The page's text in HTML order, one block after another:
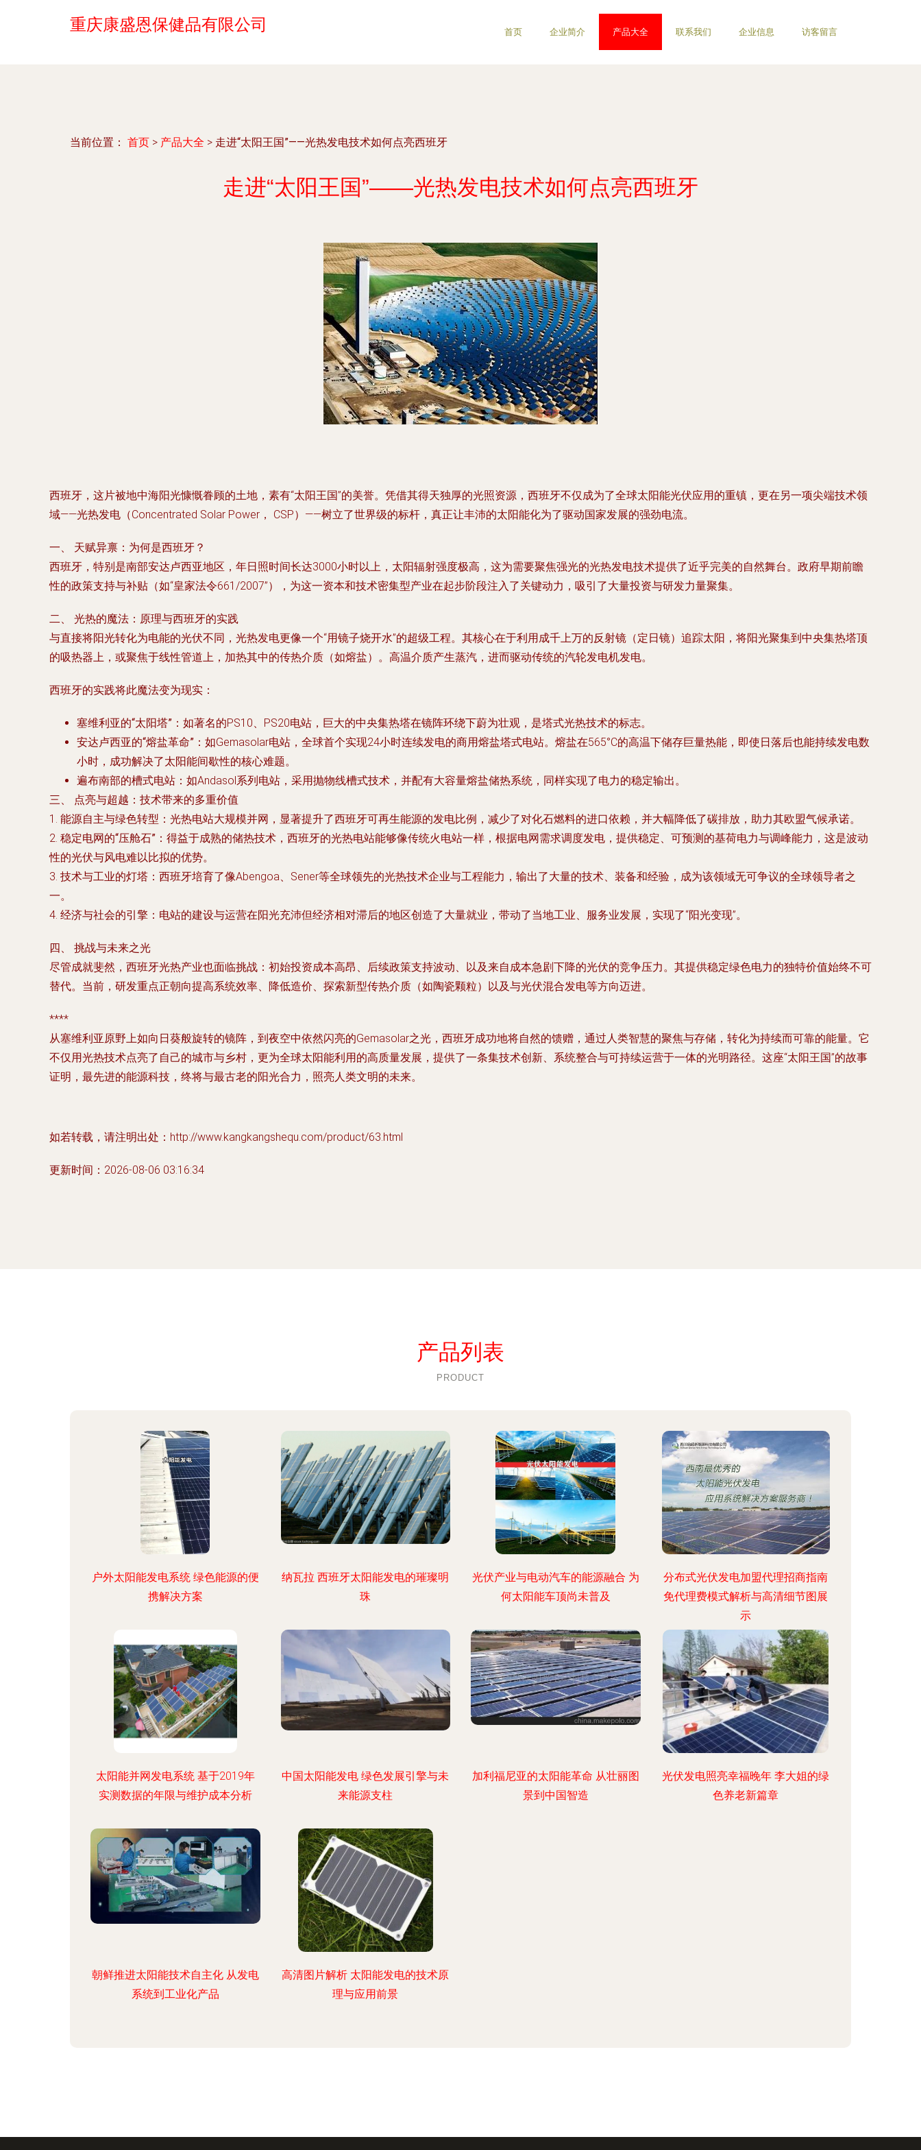
重庆康盛恩保健品有限公司 首页 企业简介 产品大全 联系我们 企业信息 访客留言
当前位置： 首页 > 产品大全 > 走进“太阳王国”——光热发电技术如何点亮西班牙
走进“太阳王国”——光热发电技术如何点亮西班牙
西班牙，这片被地中海阳光慷慨眷顾的土地，素有“太阳王国”的美誉。凭借其得天独厚的光照资源，西班牙不仅成为了全球太阳能光伏应用的重镇，更在另一项尖端技术领
域——光热发电（Concentrated Solar Power， CSP）——树立了世界级的标杆，真正让丰沛的太阳能化为了驱动国家发展的强劲电流。
一、 天赋异禀：为何是西班牙？
西班牙，特别是南部安达卢西亚地区，年日照时间长达3000小时以上，太阳辐射强度极高，这为需要聚焦强光的光热发电技术提供了近乎完美的自然舞台。政府早期前瞻
性的政策支持与补贴（如“皇家法令661/2007”），为这一资本和技术密集型产业在起步阶段注入了关键动力，吸引了大量投资与研发力量聚集。
二、 光热的魔法：原理与西班牙的实践
与直接将阳光转化为电能的光伏不同，光热发电更像一个“用镜子烧开水”的超级工程。其核心在于利用成千上万的反射镜（定日镜）追踪太阳，将阳光聚集到中央集热塔顶
的吸热器上，或聚焦于线性管道上，加热其中的传热介质（如熔盐）。高温介质产生蒸汽，进而驱动传统的汽轮发电机发电。
西班牙的实践将此魔法变为现实：
塞维利亚的“太阳塔” ：如著名的PS10、PS20电站，巨大的中央集热塔在镜阵环绕下蔚为壮观，是塔式光热技术的标志。
安达卢西亚的“熔盐革命” ：如Gemasolar电站，全球首个实现24小时连续发电的商用熔盐塔式电站。熔盐在565°C的高温下储存巨量热能，即使日落后也能持续发电数
小时，成功解决了太阳能间歇性的核心难题。
遍布南部的槽式电站 ：如Andasol系列电站，采用抛物线槽式技术，并配有大容量熔盐储热系统，同样实现了电力的稳定输出。
三、 点亮与超越：技术带来的多重价值
1. 能源自主与绿色转型 ：光热电站大规模并网，显著提升了西班牙可再生能源的发电比例，减少了对化石燃料的进口依赖，并大幅降低了碳排放，助力其欧盟气候承诺。
2. 稳定电网的“压舱石” ：得益于成熟的储热技术，西班牙的光热电站能够像传统火电站一样，根据电网需求调度发电，提供稳定、可预测的基荷电力与调峰能力，这是波动
性的光伏与风电难以比拟的优势。
3. 技术与工业的灯塔 ：西班牙培育了像Abengoa、Sener等全球领先的光热技术企业与工程能力，输出了大量的技术、装备和经验，成为该领域无可争议的全球领导者之
一。
4. 经济与社会的引擎 ：电站的建设与运营在阳光充沛但经济相对滞后的地区创造了大量就业，带动了当地工业、服务业发展，实现了“阳光变现”。
四、 挑战与未来之光
尽管成就斐然，西班牙光热产业也面临挑战：初始投资成本高昂、后续政策支持波动、以及来自成本急剧下降的光伏的竞争压力。其提供稳定绿色电力的独特价值始终不可
替代。当前，研发重点正朝向提高系统效率、降低造价、探索新型传热介质（如陶瓷颗粒）以及与光伏混合发电等方向迈进。
****
从塞维利亚原野上如向日葵般旋转的镜阵，到夜空中依然闪亮的Gemasolar之光，西班牙成功地将自然的馈赠，通过人类智慧的聚焦与存储，转化为持续而可靠的能量。它
不仅用光热技术点亮了自己的城市与乡村，更为全球太阳能利用的高质量发展，提供了一条集技术创新、系统整合与可持续运营于一体的光明路径。这座“太阳王国”的故事
证明，最先进的能源科技，终将与最古老的阳光合力，照亮人类文明的未来。
如若转载，请注明出处：http://www.kangkangshequ.com/product/63.html
更新时间：2026-08-06 03:16:34
产品列表
PRODUCT
户外太阳能发电系统 绿色能源的便
携解决方案
纳瓦拉 西班牙太阳能发电的璀璨明
珠
光伏产业与电动汽车的能源融合 为
何太阳能车顶尚未普及
分布式光伏发电加盟代理招商指南
免代理费模式解析与高清细节图展
示
太阳能并网发电系统 基于2019年
实测数据的年限与维护成本分析
中国太阳能发电 绿色发展引擎与未
来能源支柱
加利福尼亚的太阳能革命 从壮丽图
景到中国智造
光伏发电照亮幸福晚年 李大姐的绿
色养老新篇章
朝鲜推进太阳能技术自主化 从发电
系统到工业化产品
高清图片解析 太阳能发电的技术原
理与应用前景